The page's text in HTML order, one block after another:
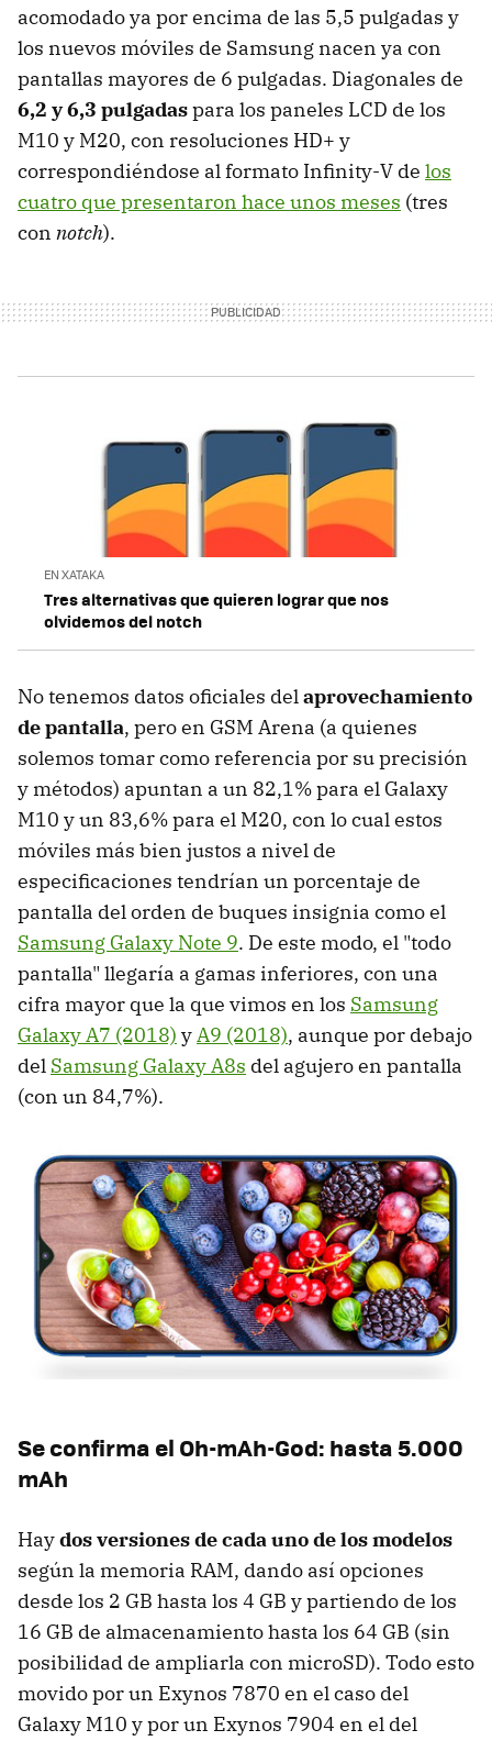
acomodado ya por encima de las 5,5 pulgadas y
los nuevos móviles de Samsung nacen ya con
pantallas mayores de 6 pulgadas. Diagonales de
6,2 y 6,3 pulgadaspara los paneles LCD de los
M10 y M20, con resoluciones HD+ y
correspondiéndose al formato Infinity-V de los
cuatro que presentaron hace unos meses (tres
con notch).
EN XATAKA
Tres alternativas que quieren lograr que nos
olvidemos del notch
No tenemos datos oficiales delaprovechamiento
de pantalla, pero en GSM Arena (a quienes
solemos tomar como referencia por su precisión
y métodos) apuntan a un 82,1% para el Galaxy
M10 y un 83,6% para el M20, con lo cual estos
móviles más bien justos a nivel de
especificaciones tendrían un porcentaje de
pantalla del orden de buques insignia como el
Samsung Galaxy Note 9. De este modo, el "todo
pantalla" llegaría a gamas inferiores, con una
cifra mayor que la que vimos en los Samsung
Galaxy A7 (2018) yA9 (2018), aunque por debajo
del Samsung Galaxy A8s del agujero en pantalla
(con un 84,7%).
Se confirma el Oh-mAh-God: hasta 5.000
mAh
Haydos versiones de cada uno de los modelos
según la memoria RAM, dando así opciones
desde los 2 GB hasta los 4 GB y partiendo de los
16 GB de almacenamiento hasta los 64 GB (sin
posibilidad de ampliarla con microSD). Todo esto
movido por un Exynos 7870 en el caso del
Galaxy M10 y por un Exynos 7904 en el del